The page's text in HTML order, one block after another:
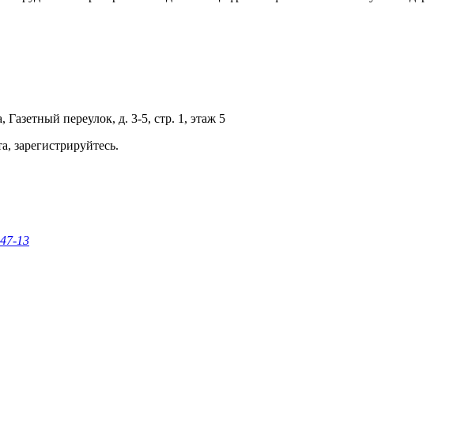
Газетный переулок, д. 3-5, стр. 1, этаж 5
зарегистрируйтесь.
13